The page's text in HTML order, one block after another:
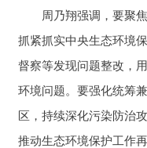
周乃翔强调，要聚
抓紧抓实中央生态环境
督察等发现问题整改，
环境问题。要强化统筹
区，持续深化污染防治
推动生态环境保护工作